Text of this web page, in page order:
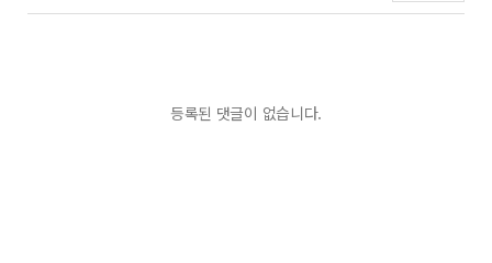
등록된 댓글이 없습니다.